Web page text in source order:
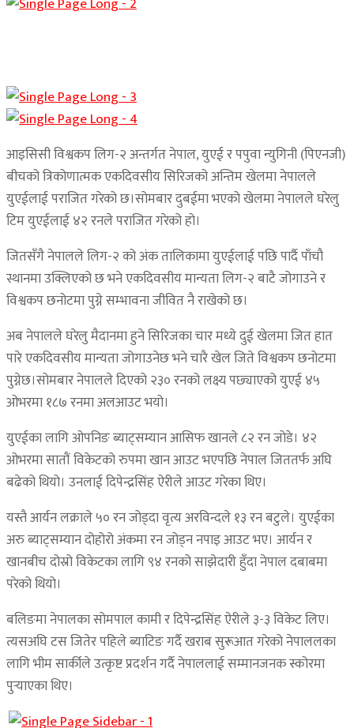
आइसिसी विश्वकप लिग-२ अन्तर्गत नेपाल, युएई र पपुवा न्युगिनी (पिएनजी)
बीचको त्रिकोणात्मक एकदिवसीय सिरिजको अन्तिम खेलमा नेपालले
युएईलाई पराजित गरेको छ।सोमबार दुबईमा भएको खेलमा नेपालले घरेलु
टिम युएईलाई ४२ रनले पराजित गरेको हो।
जितसँगै नेपालले लिग-२ को अंक तालिकामा युएईलाई पछि पार्दै पाँचौ
स्थानमा उक्लिएको छ भने एकदिवसीय मान्यता लिग-२ बाटै जोगाउने र
विश्वकप छनोटमा पुग्ने सम्भावना जीवित नै राखेको छ।
अब नेपालले घरेलु मैदानमा हुने सिरिजका चार मध्ये दुई खेलमा जित हात
पारे एकदिवसीय मान्यता जोगाउनेछ भने चारै खेल जिते विश्वकप छनोटमा
पुग्नेछ।सोमबार नेपालले दिएको २३० रनको लक्ष्य पछ्याएको युएई ४५
ओभरमा १८७ रनमा अलआउट भयो।
युएईका लागि ओपनिङ ब्याट्सम्यान आसिफ खानले ८२ रन जोडे। ४२
ओभरमा सातौं विकेटको रुपमा खान आउट भएपछि नेपाल जिततर्फ अघि
बढेको थियो। उनलाई दिपेन्द्रसिंह ऐरीले आउट गरेका थिए।
यस्तै आर्यन लक्राले ५० रन जोड्दा वृत्य अरविन्दले १३ रन बटुले। युएईका
अरु ब्याट्सम्यान दोहोरो अंकमा रन जोड्न नपाइ आउट भए। आर्यन र
खानबीच दोस्रो विकेटका लागि ९४ रनको साझेदारी हुँदा नेपाल दबाबमा
परेको थियो।
बलिङमा नेपालका सोमपाल कामी र दिपेन्द्रसिंह ऐरीले ३-३ विकेट लिए।
त्यसअघि टस जितेर पहिले ब्याटिङ गर्दै खराब सुरूआत गरेको नेपाललका
लागि भीम सार्कीले उत्कृष्ट प्रदर्शन गर्दै नेपाललाई सम्मानजनक स्कोरमा
पुर्‍याएका थिए।